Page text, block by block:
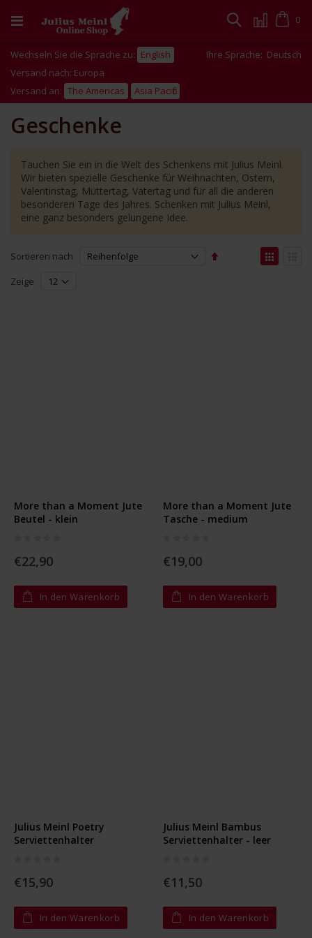
Inhalt
springen
Cart
0
Suche
Wechseln Sie die Sprache zu: English Ihre Sprache: Deutsch
Versand nach: Europa
Versand an: The Americas Asia Pacific
Geschenke
Tauchen Sie ein in die Welt des Schenkens mit Julius Meinl.
Wir bieten spezielle Geschenke für Weihnachten, Ostern,
Valentinstag, Muttertag, Vatertag und für all die anderen
besonderen Tage des Jahres. Schenken mit Julius Meinl,
eine ganz besonders gelungene Idee.
Sortieren nach
Absteigend
Zeige
More than a Moment Jute
Beutel - klein
€22,90
In den Warenkorb
More than a Moment Jute
Tasche - medium
€19,00
In den Warenkorb
Julius Meinl Poetry
Serviettenhalter
€15,90
In den Warenkorb
Julius Meinl Bambus
Serviettenhalter - leer
€11,50
In den Warenkorb